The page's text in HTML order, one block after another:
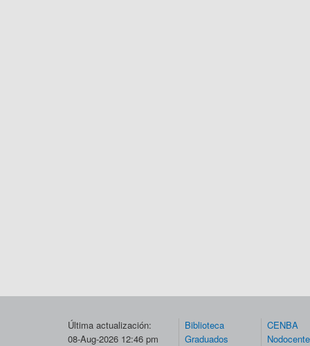
Última actualización:
08-Aug-2026 12:46 pm
Biblioteca
Graduados
CENBA